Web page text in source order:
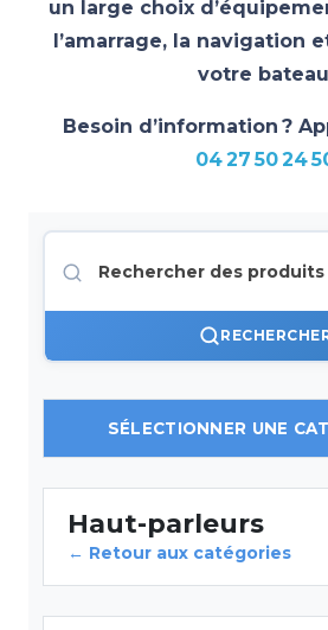
un large choix
l’amarrage, la navigation
votre
Besoin d’information ?
04 27 50 24
Haut-parleurs
← Retour aux catégories